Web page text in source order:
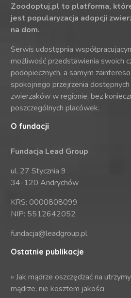
Zoodoptuj.pl to platforma,
jest popularyzacja adopcji
na dom.
Serwis udostępnia
możliwość przedstawienia swoich
podopiecznych, a samym
spokojnego przejrzenia
zwierzaków w regionie, bez
poszczególnych placówek.
O fundacji
Fundacja Lead Group
ul. 27 Stycznia 9
34-120 Andrychów
KRS: 0000808099
NIP: 5512642052
fundacja@leadgroup.pl
Ostatnie publikacje
»Jak mądrze oszczędzać na
mądrze, nie kosztem jakości